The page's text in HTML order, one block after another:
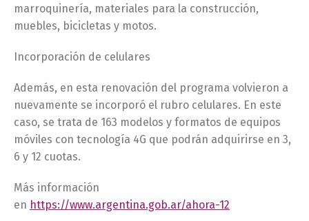
marroquinería, materiales para la construcción,
muebles, bicicletas y motos.
Incorporación de celulares
Además, en esta renovación del programa volvieron a
nuevamente se incorporó el rubro celulares. En este
caso, se trata de 163 modelos y formatos de equipos
móviles con tecnología 4G que podrán adquirirse en 3,
6 y 12 cuotas.
Más información
en https://www.argentina.gob.ar/ahora-12